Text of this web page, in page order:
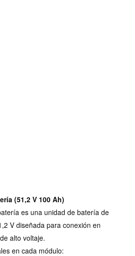
(51,2 V 100 Ah)
es una unidad de batería de
V diseñada para conexión en
alto voltaje.
en cada módulo: